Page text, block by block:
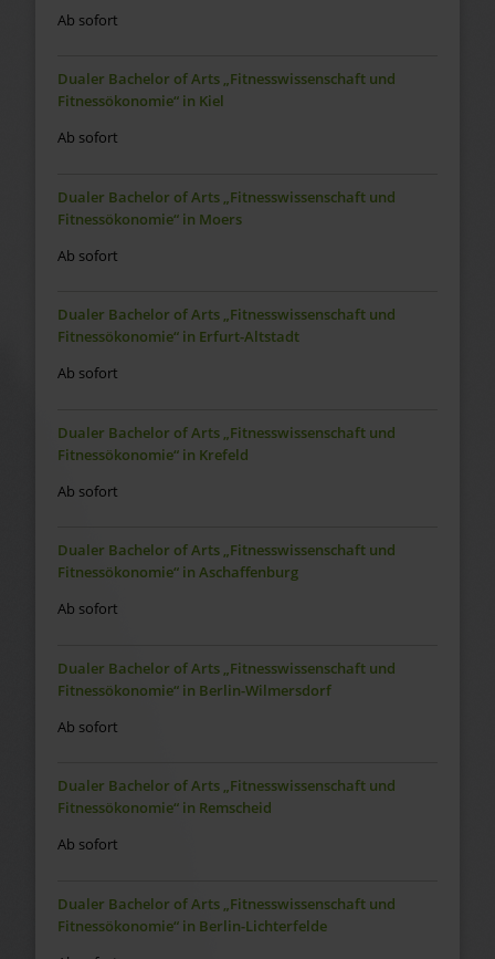
Ab sofort
Dualer Bachelor of Arts „Fitnesswissenschaft und
Fitnessökonomie“ in Kiel
Ab sofort
Dualer Bachelor of Arts „Fitnesswissenschaft und
Fitnessökonomie“ in Moers
Ab sofort
Dualer Bachelor of Arts „Fitnesswissenschaft und
Fitnessökonomie“ in Erfurt-Altstadt
Ab sofort
Dualer Bachelor of Arts „Fitnesswissenschaft und
Fitnessökonomie“ in Krefeld
Ab sofort
Dualer Bachelor of Arts „Fitnesswissenschaft und
Fitnessökonomie“ in Aschaffenburg
Ab sofort
Dualer Bachelor of Arts „Fitnesswissenschaft und
Fitnessökonomie“ in Berlin-Wilmersdorf
Ab sofort
Dualer Bachelor of Arts „Fitnesswissenschaft und
Fitnessökonomie“ in Remscheid
Ab sofort
Dualer Bachelor of Arts „Fitnesswissenschaft und
Fitnessökonomie“ in Berlin-Lichterfelde